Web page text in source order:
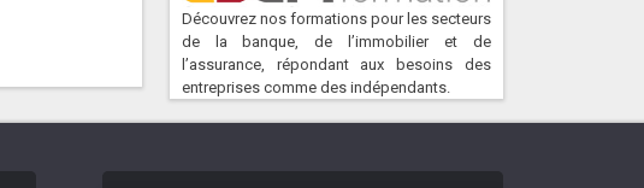
Découvrez nos formations pour les secteurs
de la banque, de l’immobilier et de
l’assurance, répondant aux besoins des
entreprises comme des indépendants.